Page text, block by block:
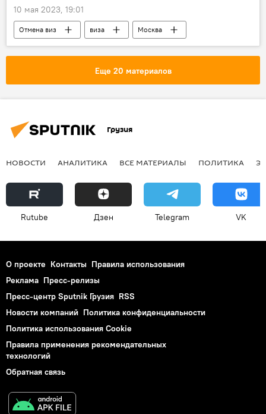
10 мая 2023, 19:01
Отмена виз виза
Москва
Тбилиси
Грузия
ПОЛИТИКА
Шалва Папуашвили
Авиасообщение России и Грузии
Еще 20 материалов
Грузия
НОВОСТИ АНАЛИТИКА ВСЕ МАТЕРИАЛЫ ПОЛИТИКА
Rutube Дзен Telegram VK
О проекте Контакты Правила использования
Реклама Пресс-релизы
Пресс-центр Sputnik Грузия RSS
Новости компаний Политика конфиденциальности
Политика использования Cookie
Правила применения рекомендательных
технологий
Обратная связь